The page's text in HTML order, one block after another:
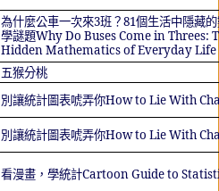
為什麼公車一次來3班？81個生活中隱藏
學謎題Why Do Buses Come in Threes:
Hidden Mathematics of Everyday Life
五猴分桃
別讓統計圖表唬弄你How to Lie With
別讓統計圖表唬弄你How to Lie With
看漫畫，學統計Cartoon Guide to